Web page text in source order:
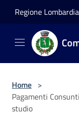
Regione Lombardia
Home >
Pagamenti
studio